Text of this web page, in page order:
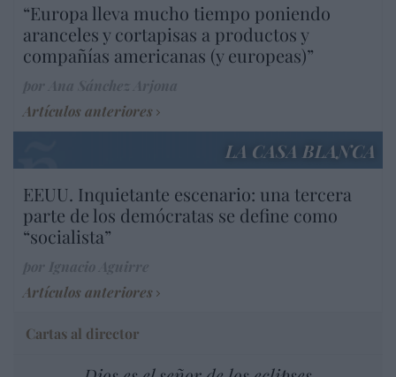
“Europa lleva mucho tiempo poniendo
aranceles y cortapisas a productos y
compañías americanas (y europeas)”
Artículos anteriores
LA CASA BLANCA
EEUU. Inquietante escenario: una tercera
parte de los demócratas se define como
“socialista”
Artículos anteriores
Cartas al director